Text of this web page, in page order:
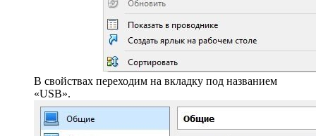
В свойствах переходим на вкладку под названием
«USB».